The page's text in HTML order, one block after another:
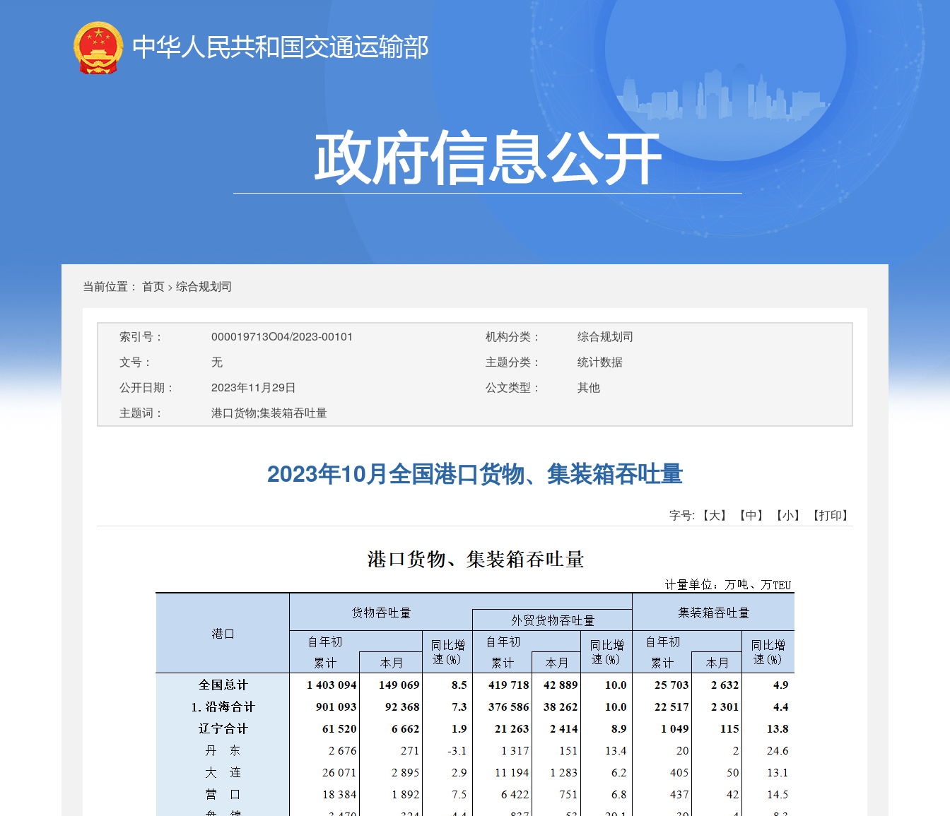
当前位置： 首页 > 综合规划司
索引号：
000019713O04/2023-00101
文号：
无
公开日期：
2023年11月29日
主题词：
港口货物;集装箱吞吐量
机构分类：
综合规划司
主题分类：
统计数据
公文类型：
其他
2023年10月全国港口货物、集装箱吞吐量
字号: 【大】 【中】 【小】 【打印】